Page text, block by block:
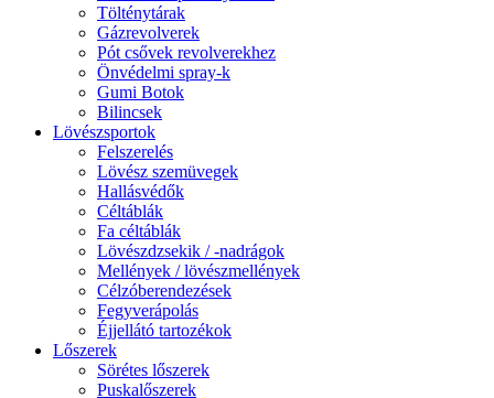
Tölténytárak
Gázrevolverek
Pót csővek revolverekhez
Önvédelmi spray-k
Gumi Botok
Bilincsek
Lövészsportok
Felszerelés
Lövész szemüvegek
Hallásvédők
Céltáblák
Fa céltáblák
Lövészdzsekik / -nadrágok
Mellények / lövészmellények
Célzóberendezések
Fegyverápolás
Éjjellátó tartozékok
Lőszerek
Sörétes lőszerek
Puskalőszerek